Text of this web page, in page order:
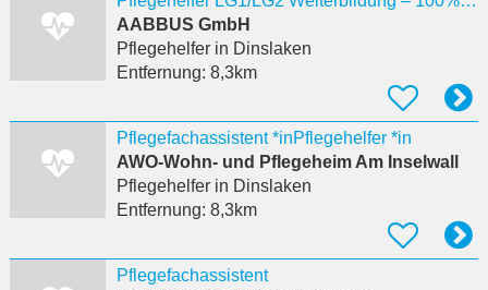
AABBUS GmbH
Pflegehelferin Dinslaken
Entfernung: 8,3km
Pflegefachassistent *inPflegehelfer *in
AWO-Wohn- und Pflegeheim Am Inselwall
Pflegehelferin Dinslaken
Entfernung: 8,3km
Pflegefachassistent